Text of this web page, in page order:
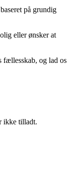
på grundig
eller ønsker at
fællesskab, og lad os
ikke tilladt.